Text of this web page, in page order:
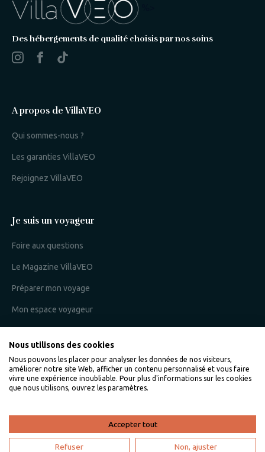
Des hébergements de qualité choisis par nos soins
A propos de VillaVEO
Qui sommes-nous ?
Les garanties VillaVEO
Rejoignez VillaVEO
Je suis un voyageur
Foire aux questions
Le Magazine VillaVEO
Préparer mon voyage
Mon espace voyageur
L'expertise VillaVEO
Mon espace propriétaire
Nous utilisons des cookies
Nous pouvons les placer pour analyser les données de nos visiteurs,
améliorer notre site Web, afficher un contenu personnalisé et vous faire
vivre une expérience inoubliable. Pour plus d'informations sur les cookies
que nous utilisons, ouvrez les paramètres.
Accepter tout
Refuser Non, ajuster